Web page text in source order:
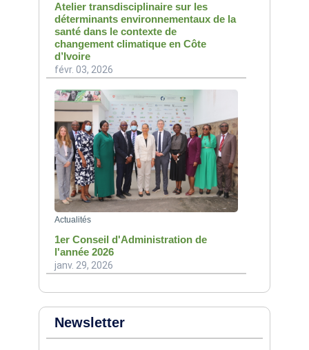
Atelier transdisciplinaire sur les
déterminants environnementaux de la
santé dans le contexte de
changement climatique en Côte
d’Ivoire
févr. 03, 2026
Actualités
1er Conseil d'Administration de
l'année 2026
janv. 29, 2026
Newsletter